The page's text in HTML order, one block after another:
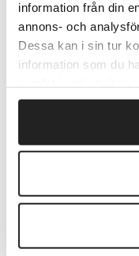
information från din
annons- och
Dessa kan i sin tur
information som du
toppen.
5 års garanti
Fragtfrit